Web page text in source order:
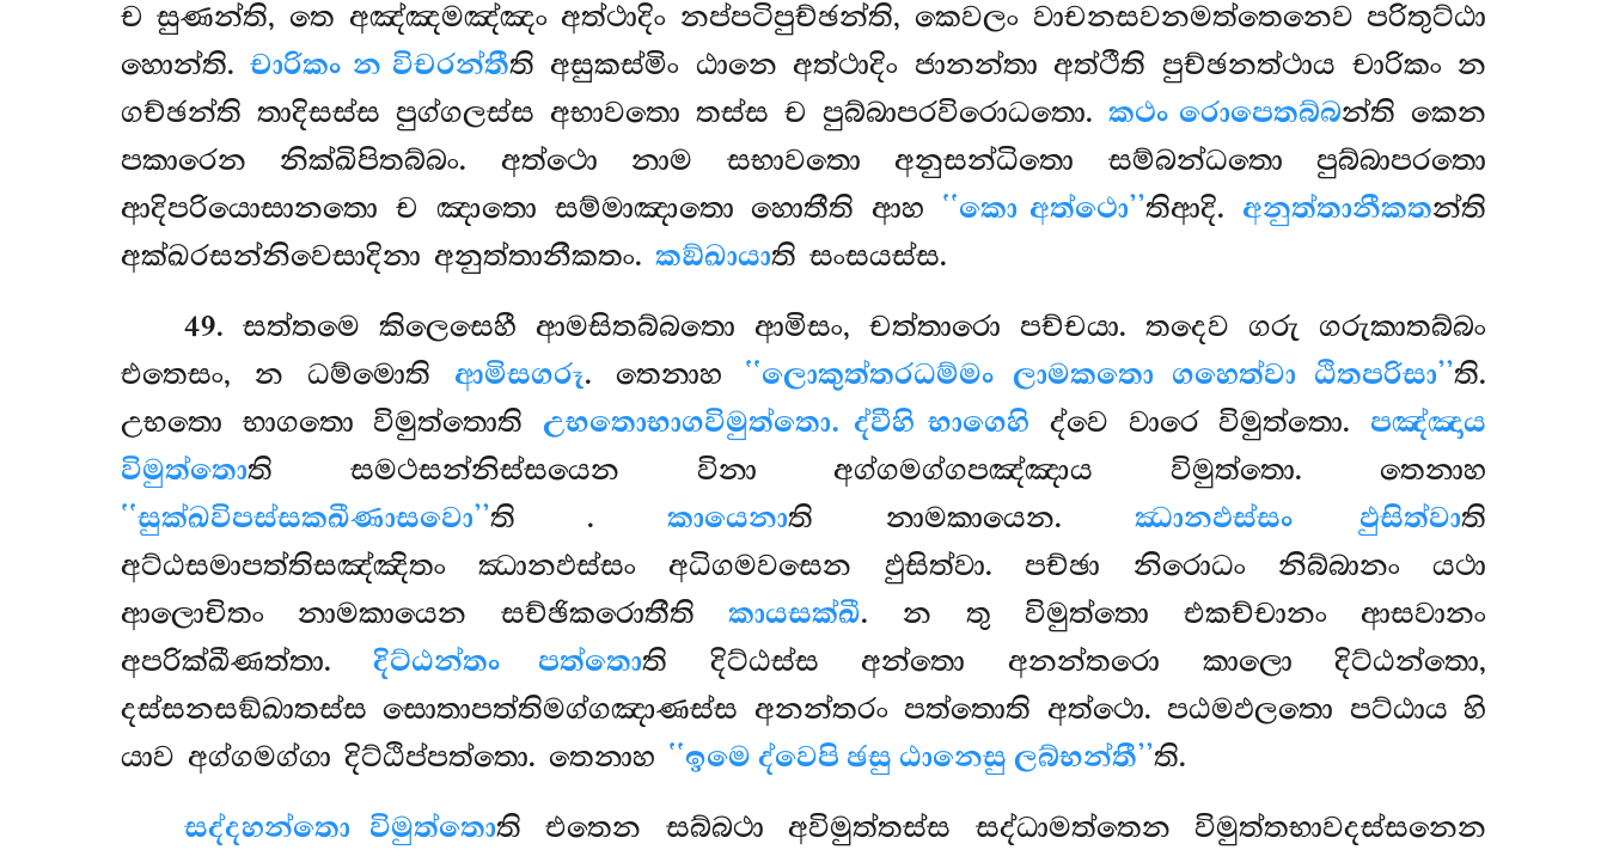
ච සුණන්ති, තෙ අඤ්ඤමඤ්ඤං අත්ථාදිං නප්පටිපුච්ඡන්ති, කෙවලං වාචනසවනමත්තෙනෙව පරිතුට්ඨා
හොන්ති.චාරිකං න විචරන්තීති අසුකස්මිං ඨානෙ අත්ථාදිං ජානන්තා අත්ථීති පුච්ඡනත්ථාය චාරිකං න
ගච්ඡන්ති තාදිසස්ස පුග්ගලස්ස අභාවතො තස්ස ච පුබ්බාපරවිරොධතො.කථං රොපෙතබ්බන්ති කෙන
පකාරෙන නික්ඛිපිතබ්බං. අත්ථො නාම සභාවතො අනුසන්ධිතො සම්බන්ධතොපුබ්බාපරතො
ආදිපරියොසානතො ච ඤාතො සම්මාඤාතො හොතීති ආහ ‘‘කො අත්ථො’’තිආදි. අනුත්තානීකතන්ති
අක්ඛරසන්නිවෙසාදිනා අනුත්තානීකතං. කඞ්ඛායාති සංසයස්ස.
49. සත්තමෙ කිලෙසෙහී ආමසිතබ්බතො ආමිසං, චත්තාරො පච්චයා. තදෙව ගරු ගරුකාතබ්බං
එතෙසං, න ධම්මොති ආමිසගරූ. තෙනාහ ‘‘ලොකුත්තරධම්මං ලාමකතො ගහෙත්වා ඨිතපරිසා’’ති.
උභතො භාගතො විමුත්තොති උභතොභාගවිමුත්තො. ද්වීහි භාගෙහි ද්වෙ වාරෙ විමුත්තො.පඤ්ඤාය
විමුත්තොති සමථසන්නිස්සයෙන විනා අග්ගමග්ගපඤ්ඤාය විමුත්තො. තෙනාහ
‘‘සුක්ඛවිපස්සකඛීණාසවො’’ති .කායෙනාති නාමකායෙන. ඣානඵස්සං ඵුසිත්වාති
අට්ඨසමාපත්තිසඤ්ඤිතං ඣානඵස්සං අධිගමවසෙන ඵුසිත්වා. පච්ඡා නිරොධං නිබ්බානං යථා
ආලොචිතං නාමකායෙන සච්ඡිකරොතීතිකායසක්ඛී. න තු විමුත්තො එකච්චානං ආසවානං
අපරික්ඛීණත්තා.දිට්ඨන්තං පත්තොති දිට්ඨස්ස අන්තො අනන්තරො කාලො දිට්ඨන්තො,
දස්සනසඞ්ඛාතස්ස සොතාපත්තිමග්ගඤාණස්ස අනන්තරං පත්තොති අත්ථො. පඨමඵලතො පට්ඨාය හි
යාව අග්ගමග්ගා දිට්ඨිප්පත්තො. තෙනාහ ‘‘ඉමෙ ද්වෙපි ඡසු ඨානෙසු ලබ්භන්තී’’ති.
සද්දහන්තො විමුත්තොති එතෙන සබ්බථා අවිමුත්තස්ස සද්ධාමත්තෙන විමුත්තභාවදස්සනෙන